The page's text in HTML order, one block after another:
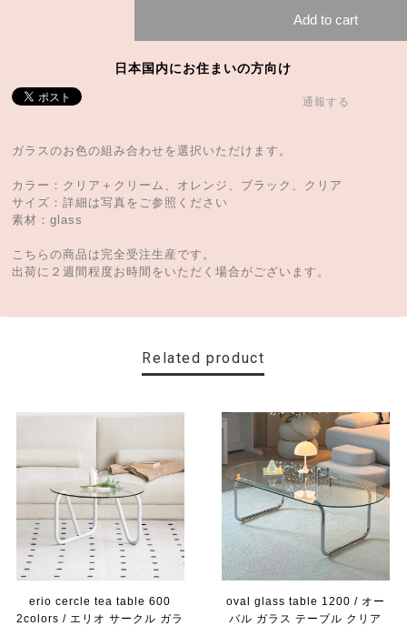
Add to cart
日本国内にお住まいの方向け
通報する
ガラスのお色の組み合わせを選択いただけます。
カラー：クリア＋クリーム、オレンジ、ブラック、クリア
サイズ：詳細は写真をご参照ください
素材：glass
こちらの商品は完全受注生産です。
出荷に２週間程度お時間をいただく場合がございます。
Related product
erio cercle tea table 600
2colors / エリオ サークル ガラ
oval glass table 1200 / オー
バル ガラス テーブル クリア